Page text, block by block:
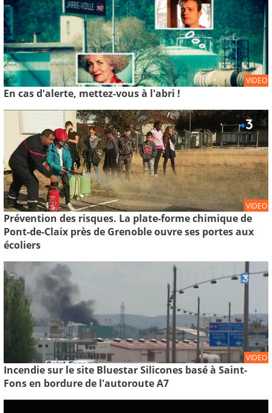
VIDEO
En cas d'alerte, mettez-vous à l'abri !
VIDEO
Prévention des risques. La plate-forme chimique de
Pont-de-Claix près de Grenoble ouvre ses portes aux
écoliers
VIDEO
Incendie sur le site Bluestar Silicones basé à Saint-
Fons en bordure de l'autoroute A7